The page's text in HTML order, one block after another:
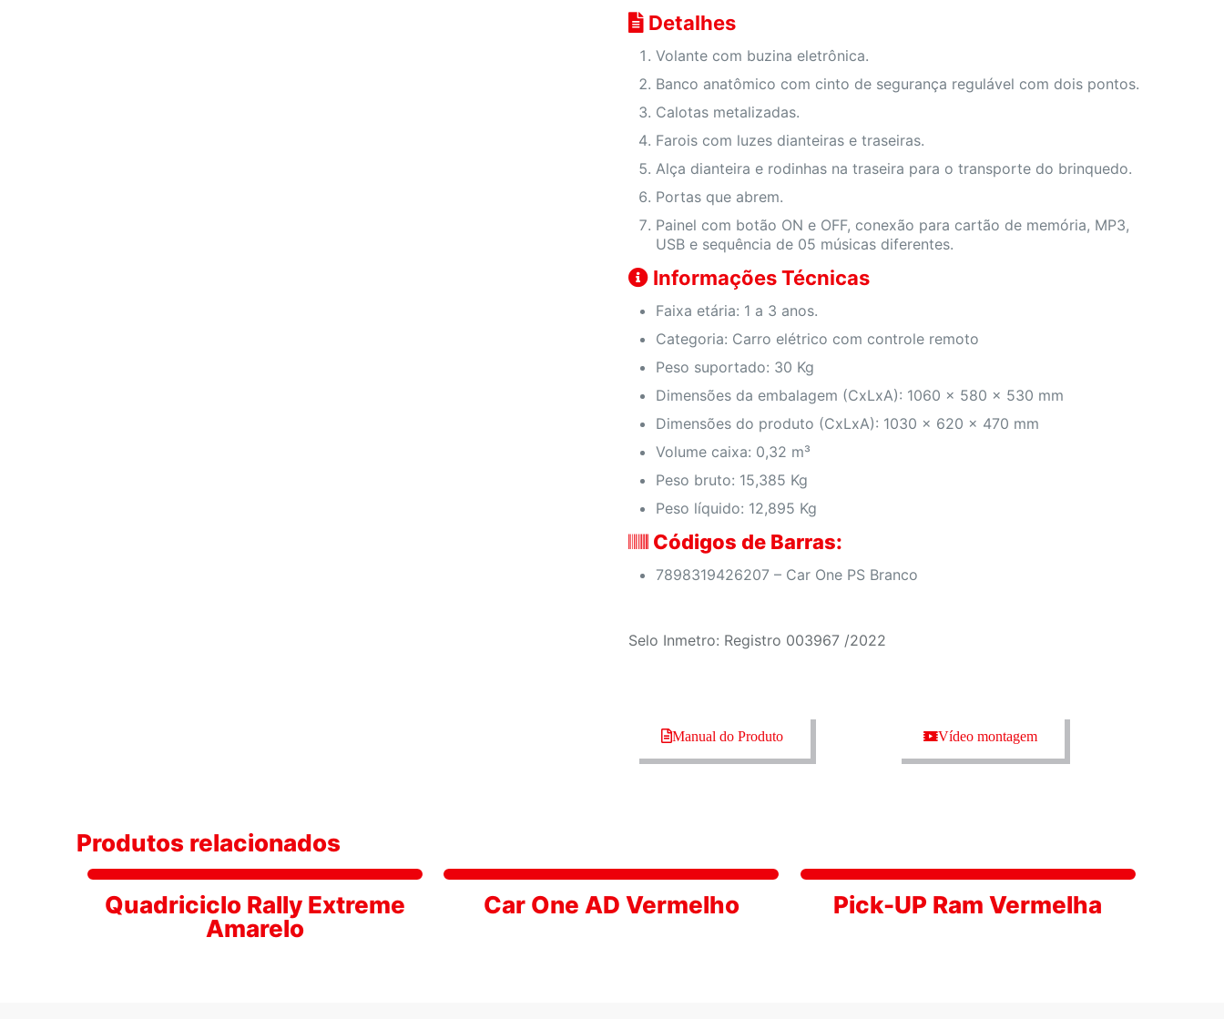
Detalhes
Volante com buzina eletrônica.
Banco anatômico com cinto de segurança regulável com dois pontos.
Calotas metalizadas.
Farois com luzes dianteiras e traseiras.
Alça dianteira e rodinhas na traseira para o transporte do brinquedo.
Portas que abrem.
Painel com botão ON e OFF, conexão para cartão de memória, MP3,
USB e sequência de 05 músicas diferentes.
Informações Técnicas
Faixa etária: 1 a 3 anos.
Categoria: Carro elétrico com controle remoto
Peso suportado: 30 Kg
Dimensões da embalagem (CxLxA): 1060 x 580 x 530 mm
Dimensões do produto (CxLxA): 1030 x 620 x 470 mm
Volume caixa: 0,32 m³
Peso bruto: 15,385 Kg
Peso líquido: 12,895 Kg
Códigos de Barras:
7898319426207 – Car One PS Branco
Selo Inmetro: Registro 003967 /2022
Manual do Produto Vídeo montagem
Produtos relacionados
Quadriciclo Rally Extreme
Amarelo
Car One AD Vermelho Pick-UP Ram Vermelha